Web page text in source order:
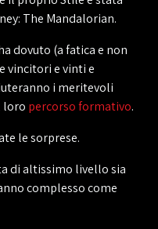
The Mandalorian.
dovuto (a fatica e non
vincitori e vinti e
i meritevoli
loro percorso formativo.
le sorprese.
di altissimo livello sia
complesso come